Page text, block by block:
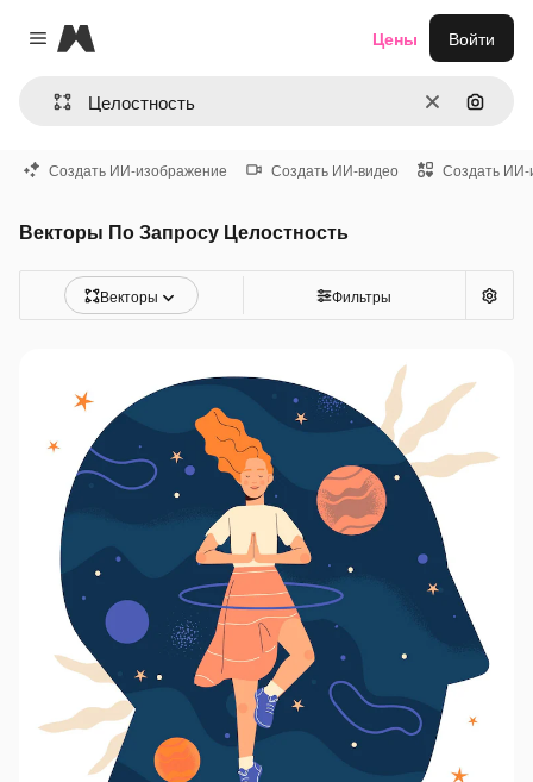
Close menu
Magnific
ОчиститьПоиск
Цены Войти
Создать ИИ-изображение Создать ИИ-видео Создать ИИ-
Векторы По Запросу Целостность
Векторы Фильтры